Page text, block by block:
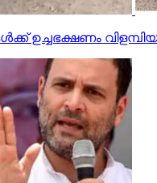
ഉച്ചഭക്ഷണം